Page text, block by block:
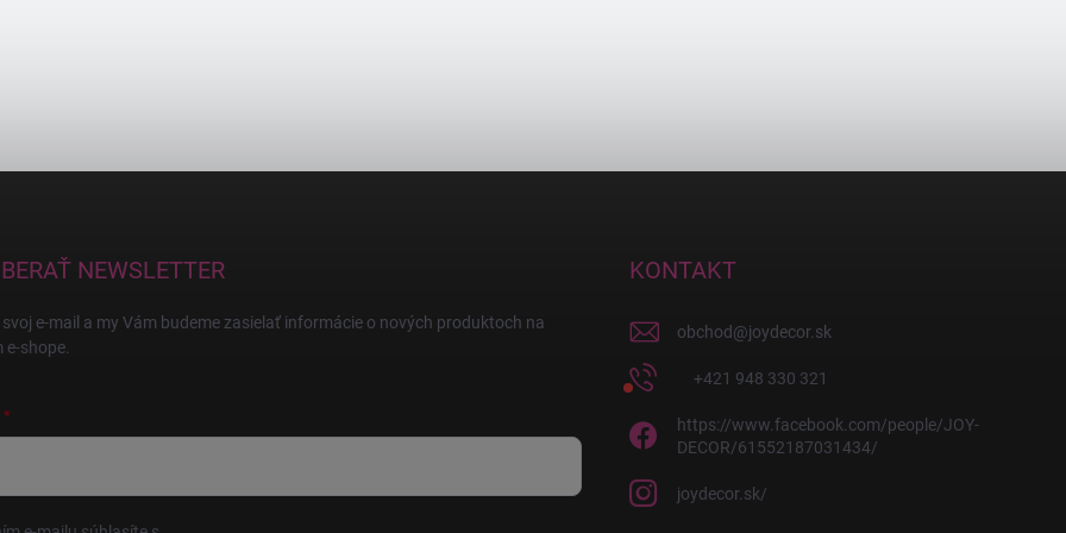
NEWSLETTER
e-mail a my Vám budeme zasielať informácie o nových produktoch na
e-shope.
KONTAKT
obchod@joydecor.sk
+421 948 330 321
https://www.facebook.com/people/JOY-
DECOR/61552187031434/
joydecor.sk/